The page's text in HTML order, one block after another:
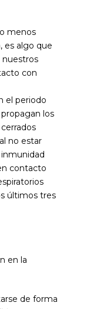
menos
es algo que
nuestros
con
el periodo
los
no estar
contacto
últimos tres
en la
de forma